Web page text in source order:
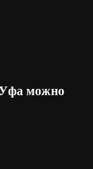
Уфа можно